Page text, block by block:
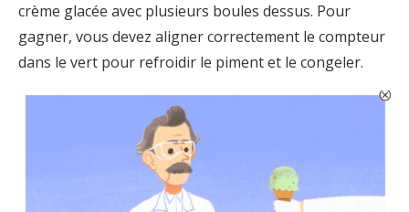
crème glacée avec plusieurs boules dessus. Pour
gagner, vous devez aligner correctement le compteur
dans le vert pour refroidir le piment et le congeler.